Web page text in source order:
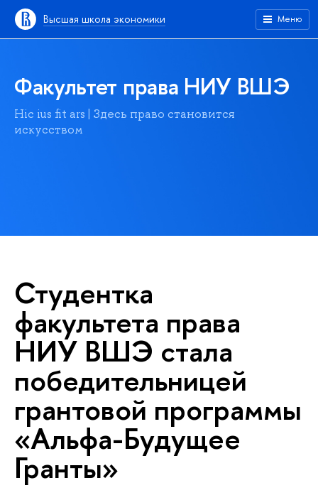
Высшая школа экономики Меню
Факультет права НИУ ВШЭ
Hic ius fit ars | Здесь право становится
искусством
Студентка
факультета права
НИУ ВШЭ стала
победительницей
грантовой программы
«Альфа-Будущее
Гранты»